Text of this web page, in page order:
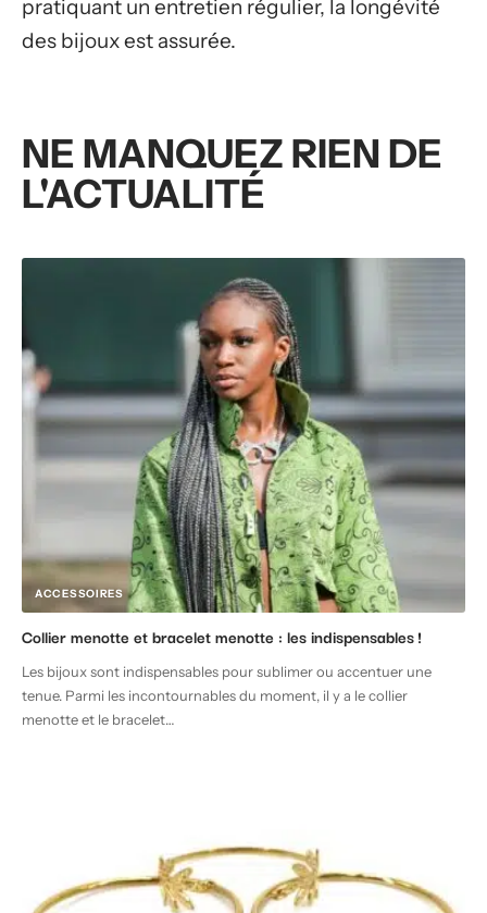
pratiquant un entretien régulier, la longévité
des bijoux est assurée.
NE MANQUEZ RIEN DE
L'ACTUALITÉ
ACCESSOIRES
Collier menotte et bracelet menotte : les indispensables !
Les bijoux sont indispensables pour sublimer ou accentuer une
tenue. Parmi les incontournables du moment, il y a le collier
menotte et le bracelet…